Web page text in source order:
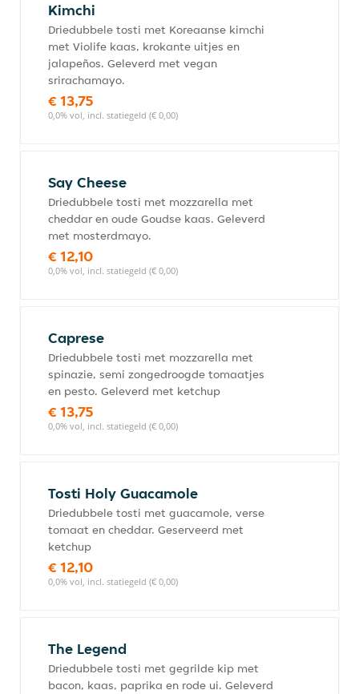
Kimchi
Driedubbele tosti met Koreaanse kimchi
met Violife kaas, krokante uitjes en
jalapeños. Geleverd met vegan
srirachamayo.
€ 13,75
0,0% vol, incl. statiegeld (€ 0,00)
Say Cheese
Driedubbele tosti met mozzarella met
cheddar en oude Goudse kaas. Geleverd
met mosterdmayo.
€ 12,10
0,0% vol, incl. statiegeld (€ 0,00)
Caprese
Driedubbele tosti met mozzarella met
spinazie, semi zongedroogde tomaatjes
en pesto. Geleverd met ketchup
€ 13,75
0,0% vol, incl. statiegeld (€ 0,00)
Tosti Holy Guacamole
Driedubbele tosti met guacamole, verse
tomaat en cheddar. Geserveerd met
ketchup
€ 12,10
0,0% vol, incl. statiegeld (€ 0,00)
The Legend
Driedubbele tosti met gegrilde kip met
bacon, kaas, paprika en rode ui. Geleverd